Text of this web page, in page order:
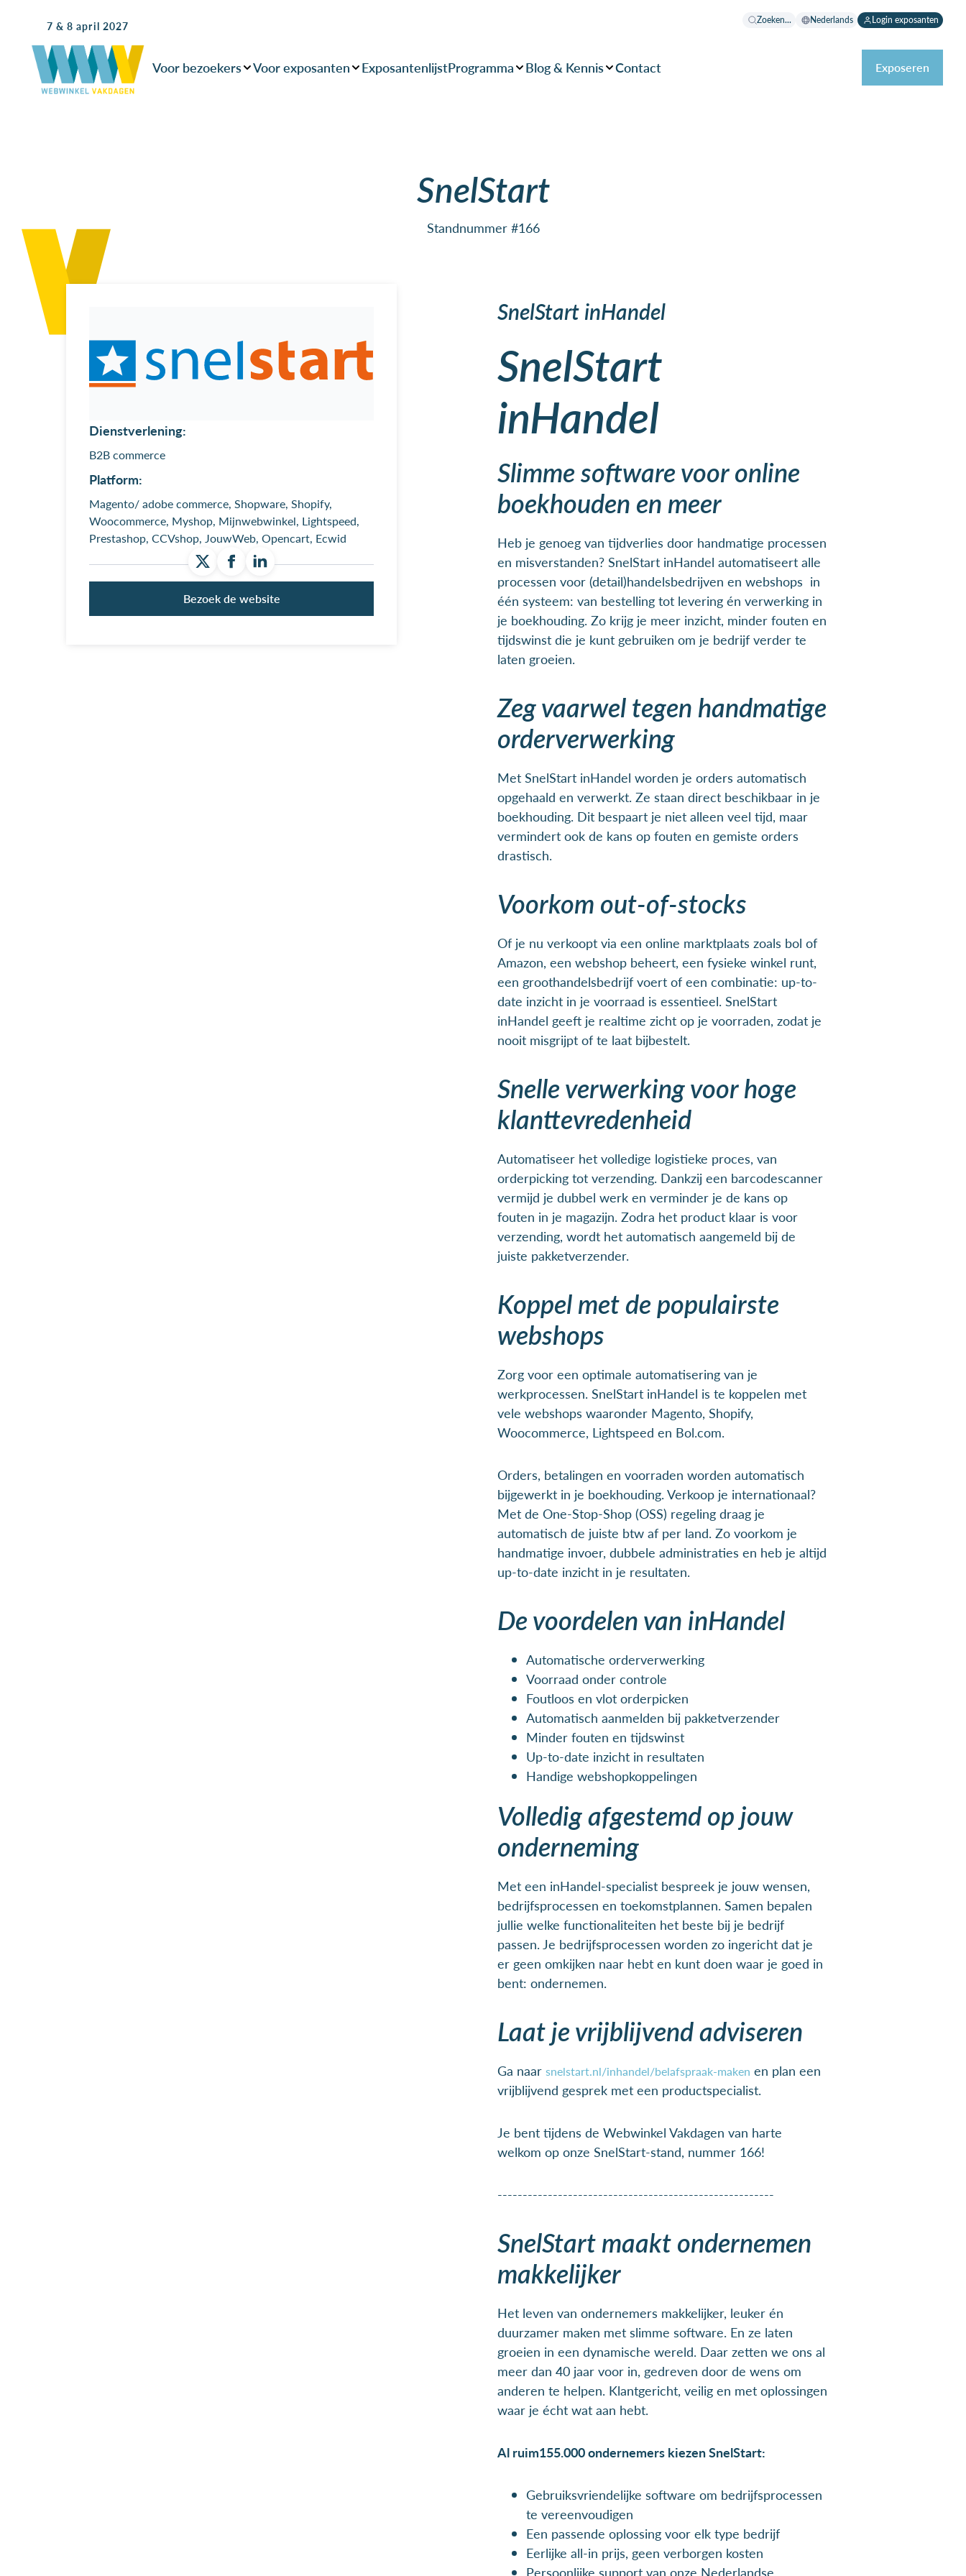
Zoeken... Nederlands Login exposanten
7 & 8 april 2027
Voor bezoekers Voor exposanten ExposantenlijstProgramma Blog & Kennis Contact Exposeren
SnelStart
Standnummer #166
Dienstverlening:
B2B commerce
Platform:
Magento/ adobe commerce, Shopware, Shopify,
Woocommerce, Myshop, Mijnwebwinkel, Lightspeed,
Prestashop, CCVshop, JouwWeb, Opencart, Ecwid
Bezoek de website
SnelStart inHandel
SnelStart
inHandel
Slimme software voor online
boekhouden en meer
Heb je genoeg van tijdverlies door handmatige processen
en misverstanden? SnelStart inHandel automatiseert alle
processen voor (detail)handelsbedrijven en webshops in
één systeem: van bestelling tot levering én verwerking in
je boekhouding. Zo krijg je meer inzicht, minder fouten en
tijdswinst die je kunt gebruiken om je bedrijf verder te
laten groeien.
Zeg vaarwel tegen handmatige
orderverwerking
Met SnelStart inHandel worden je orders automatisch
opgehaald en verwerkt. Ze staan direct beschikbaar in je
boekhouding. Dit bespaart je niet alleen veel tijd, maar
vermindert ook de kans op fouten en gemiste orders
drastisch.
Voorkom out-of-stocks
Of je nu verkoopt via een online marktplaats zoals bol of
Amazon, een webshop beheert, een fysieke winkel runt,
een groothandelsbedrijf voert of een combinatie: up-to-
date inzicht in je voorraad is essentieel. SnelStart
inHandel geeft je realtime zicht op je voorraden, zodat je
nooit misgrijpt of te laat bijbestelt.
Snelle verwerking voor hoge
klanttevredenheid
Automatiseer het volledige logistieke proces, van
orderpicking tot verzending. Dankzij een barcodescanner
vermijd je dubbel werk en verminder je de kans op
fouten in je magazijn. Zodra het product klaar is voor
verzending, wordt het automatisch aangemeld bij de
juiste pakketverzender.
Koppel met de populairste
webshops
Zorg voor een optimale automatisering van je
werkprocessen. SnelStart inHandel is te koppelen met
vele webshops waaronder Magento, Shopify,
Woocommerce, Lightspeed en Bol.com.
Orders, betalingen en voorraden worden automatisch
bijgewerkt in je boekhouding. Verkoop je internationaal?
Met de One-Stop-Shop (OSS) regeling draag je
automatisch de juiste btw af per land. Zo voorkom je
handmatige invoer, dubbele administraties en heb je altijd
up-to-date inzicht in je resultaten.
De voordelen van inHandel
Automatische orderverwerking
Voorraad onder controle
Foutloos en vlot orderpicken
Automatisch aanmelden bij pakketverzender
Minder fouten en tijdswinst
Up-to-date inzicht in resultaten
Handige webshopkoppelingen
Volledig afgestemd op jouw
onderneming
Met een inHandel-specialist bespreek je jouw wensen,
bedrijfsprocessen en toekomstplannen. Samen bepalen
jullie welke functionaliteiten het beste bij je bedrijf
passen. Je bedrijfsprocessen worden zo ingericht dat je
er geen omkijken naar hebt en kunt doen waar je goed in
bent: ondernemen.
Laat je vrijblijvend adviseren
Ga naar snelstart.nl/inhandel/belafspraak-maken en plan een
vrijblijvend gesprek met een productspecialist.
Je bent tijdens de Webwinkel Vakdagen van harte
welkom op onze SnelStart-stand, nummer 166!
-------------------------------------------------------
SnelStart maakt ondernemen
makkelijker
Het leven van ondernemers makkelijker, leuker én
duurzamer maken met slimme software. En ze laten
groeien in een dynamische wereld. Daar zetten we ons al
meer dan 40 jaar voor in, gedreven door de wens om
anderen te helpen. Klantgericht, veilig en met oplossingen
waar je écht wat aan hebt.
Al ruim155.000 ondernemers kiezen SnelStart:
Gebruiksvriendelijke software om bedrijfsprocessen
te vereenvoudigen
Een passende oplossing voor elk type bedrijf
Eerlijke all-in prijs, geen verborgen kosten
Persoonlijke support van onze Nederlandse